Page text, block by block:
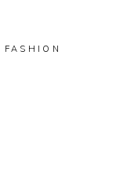
FASHION